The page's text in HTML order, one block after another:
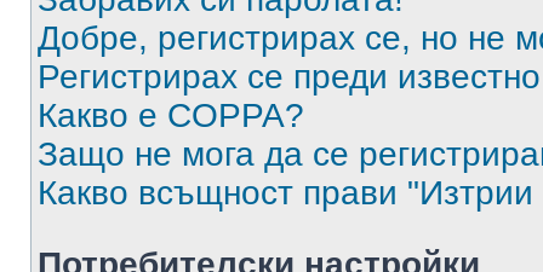
Добре, регистрирах се, но не
Регистрирах се преди
Какво е COPPA?
Защо не мога да се
Какво всъщност прави "Изтрии
Потребителски настройки